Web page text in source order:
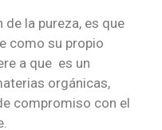
la pureza, es que
como su propio
a que es un
orgánicas,
compromiso con el